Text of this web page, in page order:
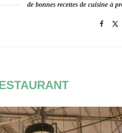
de bonnes recettes de cuisine à